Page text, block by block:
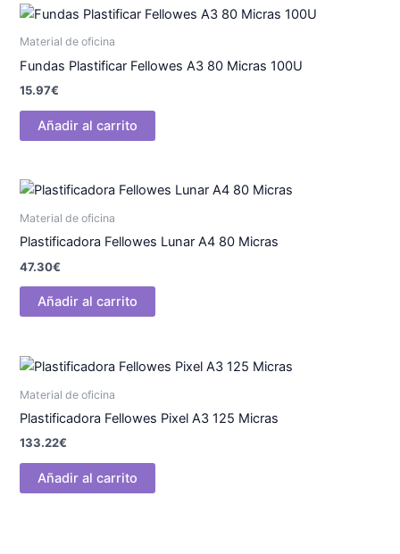
Material de oficina
Fundas Plastificar Fellowes A3 80 Micras 100U
15.97€
Añadir al carrito
Material de oficina
Plastificadora Fellowes Lunar A4 80 Micras
47.30€
Añadir al carrito
Material de oficina
Plastificadora Fellowes Pixel A3 125 Micras
133.22€
Añadir al carrito